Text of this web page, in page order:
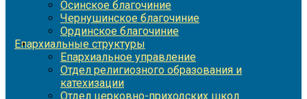
Осинское благочиние
Чернушинское благочиние
Ординское благочиние
Епархиальные структуры
Епархиальное управление
Отдел религиозного образования и
катехизации
Отдел церковно-приходских школ